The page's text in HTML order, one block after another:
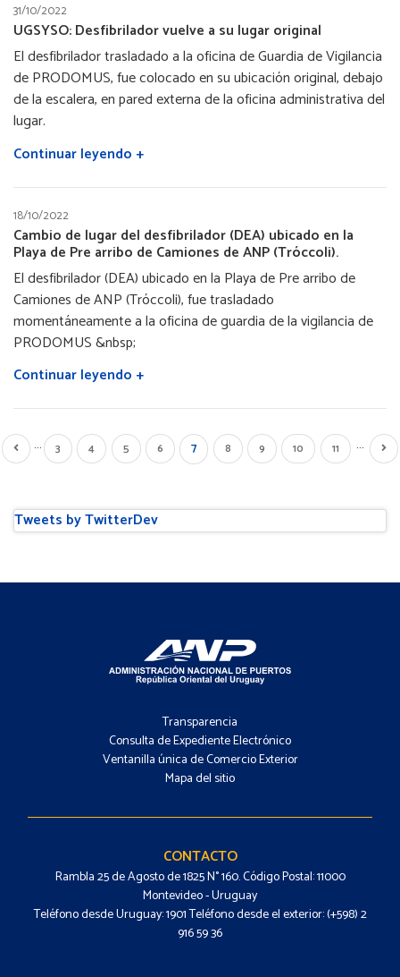
31/10/2022
UGSYSO: Desfibrilador vuelve a su lugar original
El desfibrilador trasladado a la oficina de Guardia de Vigilancia
de PRODOMUS, fue colocado en su ubicación original, debajo
de la escalera, en pared externa de la oficina administrativa del
lugar.
Continuar leyendo +
18/10/2022
Cambio de lugar del desfibrilador (DEA) ubicado en la
Playa de Pre arribo de Camiones de ANP (Tróccoli).
El desfibrilador (DEA) ubicado en la Playa de Pre arribo de
Camiones de ANP (Tróccoli), fue trasladado
momentáneamente a la oficina de guardia de la vigilancia de
PRODOMUS &nbsp;
Continuar leyendo +
Página
anterior
… Page
3 Page
4 Page
5 Page
6 Página
actual
7 Page
8 Page
9 Page
10 Page
11 …
Tweets by TwitterDev
-
Menú
Transparencia
Consulta de Expediente Electrónico
Ventanilla única de Comercio Exterior
Mapa del sitio
-
Contacto
CONTACTO
Rambla 25 de Agosto de 1825 N° 160. Código Postal: 11000
Montevideo - Uruguay
Teléfono desde Uruguay: 1901 Teléfono desde el exterior: (+598) 2
916 59 36